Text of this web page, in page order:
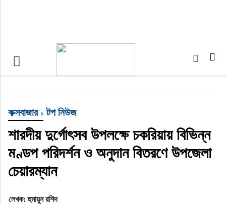
খেলাধুলা
বিনোদন
অর্থ-বানিজ্য
অন্যান্য
কক্সবাজার›টপ নিউজ
শারদীয় দুর্গোৎসব উপলক্ষে চকরিয়ায় বিভিন্ন
মণ্ডপ পরিদর্শন ও অনুদান বিতরণে উপজেলা
চেয়ারম্যান
লেখক: হুমায়ুন রশিদ